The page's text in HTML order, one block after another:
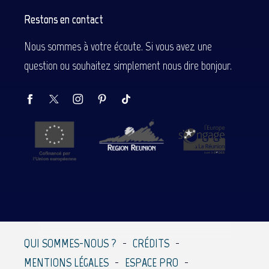
Restons en contact
Nous sommes à votre écoute. Si vous avez une
question ou souhaitez simplement nous dire bonjour.
QUI SOMMES-NOUS ?
CRÉDITS
MENTIONS LÉGALES
ESPACE PRO